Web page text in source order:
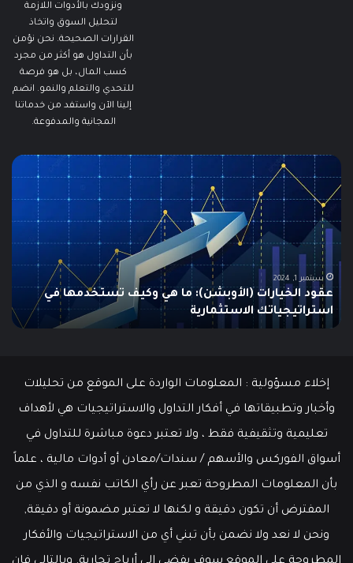
ونزودك بالأدوات اللازمة
لتحليل السوق واتخاذ
القرارات الصحيحة. نحن نؤمن
بأن التداول هو أكثر من مجرد
كسب المال، بل هو فرصة
للتحدي والتعلم والنمو. انضم
إلينا الآن واستفد من خدماتنا
المجانية والمدفوعة.
مطالبات
البطالة
في
الولايات
المتحدة
تنخفض
إلى
أدنى
مستوى
منذ
مايو
عمل
سبتمبر 19, 2024
مطالبات البطالة في الولايات المتحدة تنخفض إلى أدنى
مستوى منذ مايو وسط سوق عمل قوي
إخلاء مسؤولية : المعلومات الواردة على الموقع من تحليلات
وأخبار وتطبيقاتها في أفكار التداول والاستراتيجيات هي لأهداف
تعليمية وتثقيفية فقط ، ولا تعتبر دعوة مباشرة للتداول في
أسواق الفوركس والأسهم / سندات/معادن أو أدوات مالية ، علماً
بأن المعلومات المطروحة تعبر عن رأي الكاتب نفسه و الذي من
المفترض أن تكون دقيقة و لكنها لا تعتبر مضمونة أو دقيقة,
ونحن لا نعد ولا نضمن بأن تبني أي من الاستراتيجيات والأفكار